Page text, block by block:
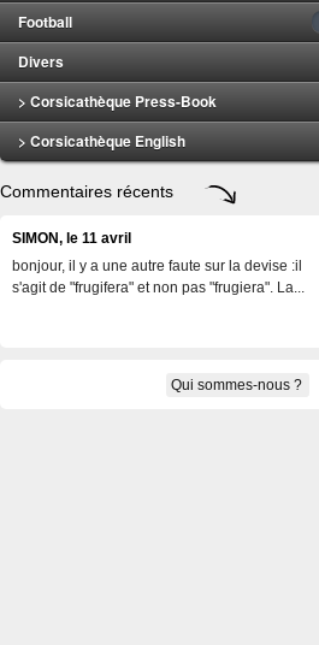
Football
Divers
> Corsicathèque Press-Book
> Corsicathèque English
Commentaires récents
SIMON, le 11 avril
bonjour, il y a une autre faute sur la devise :il
s'agit de "frugifera" et non pas "frugiera". La...
Qui sommes-nous ?